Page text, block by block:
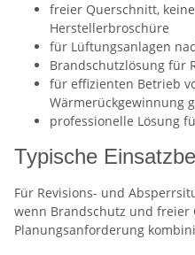
freier Querschnitt,
Herstellerbroschüre
für Lüftungsanlagen
Brandschutzlösung für
für effizienten Betrieb
Wärmerückgewinnung
professionelle Lösung
Typische
Für Revisions- und
wenn Brandschutz und freier
Planungsanforderung